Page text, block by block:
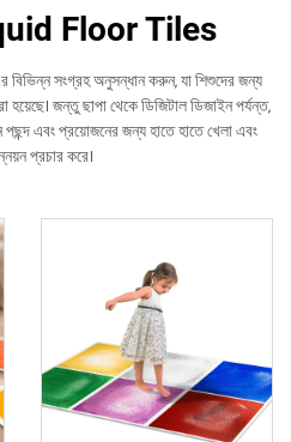
Floor Tiles
সংগ্রহ অনুসন্ধান করুন, যা শিশুদের জন্য
হয়েছে। জন্তু ছাপা থেকে ডিজিটাল ডিজাইন পর্যন্ত,
এবং প্রয়োজনের জন্য হাতে হাতে খেলা এবং
প্রচার করে।